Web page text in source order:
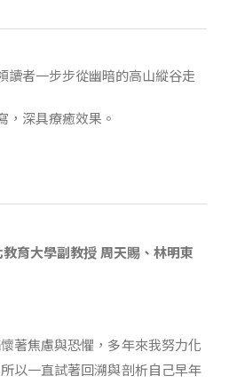
讀者一步步從幽暗的高山縱谷走
，深具療癒效果。
育大學副教授 周天賜、林明東
著焦慮與恐懼，多年來我努力化
以一直試著回溯與剖析自己早年